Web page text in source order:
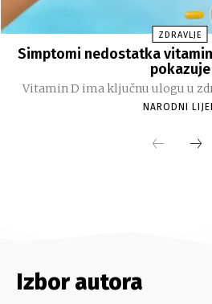
Izbor autora